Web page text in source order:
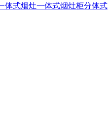
体式烟灶一体式烟灶柜分体式